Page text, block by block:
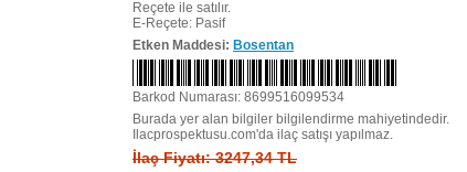
Reçete ile satılır.
E-Reçete: Pasif
Etken Maddesi: Bosentan
Barkod Numarası: 8699516099534
Burada yer alan bilgiler bilgilendirme mahiyetindedir.
Ilacprospektusu.com'da ilaç satışı yapılmaz.
İlaç Fiyatı: 3247,34 TL